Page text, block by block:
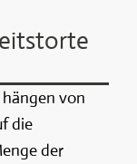
von
die
der